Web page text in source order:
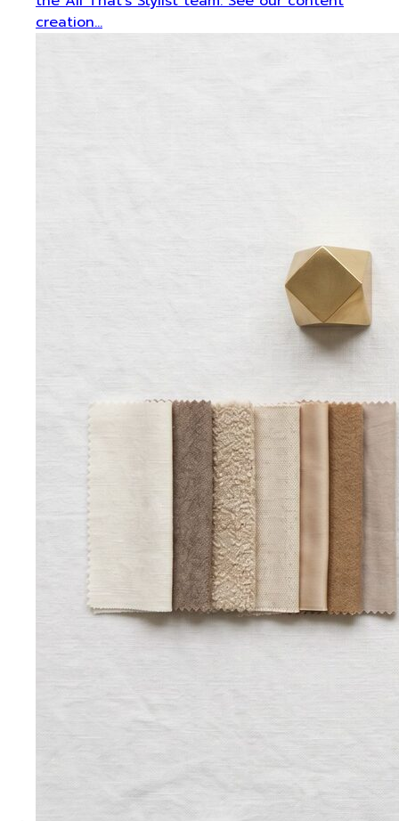
creation…